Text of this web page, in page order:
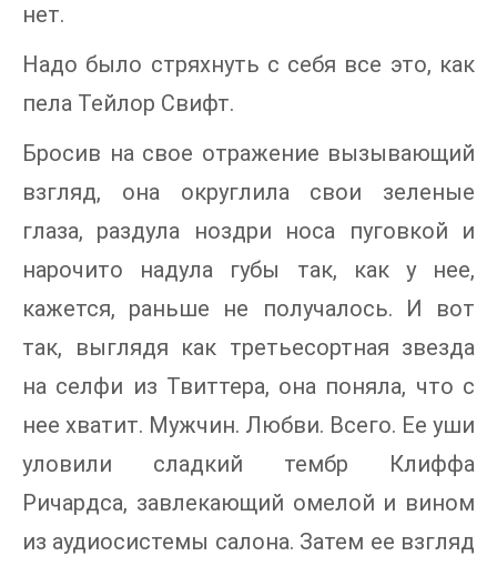
нет.
Надо было стряхнуть с себя все это, как
пела Тейлор Свифт.
Бросив на свое отражение вызывающий
взгляд, она округлила свои зеленые
глаза, раздула ноздри носа пуговкой и
нарочито надула губы так, как у нее,
кажется, раньше не получалось. И вот
так, выглядя как третьесортная звезда
на селфи из Твиттера, она поняла, что с
нее хватит. Мужчин. Любви. Всего. Ее уши
уловили сладкий тембр Клиффа
Ричардса, завлекающий омелой и вином
из аудиосистемы салона. Затем ее взгляд